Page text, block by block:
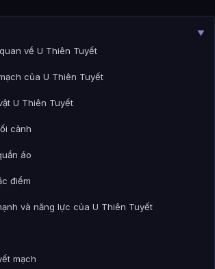
▼
về U Thiên Tuyết
của U Thiên Tuyết
U Thiên Tuyết
cảnh
áo
điểm
và năng lực của U Thiên Tuyết
mạch